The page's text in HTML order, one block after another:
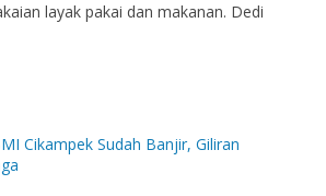
layak pakai dan makanan. Dedi